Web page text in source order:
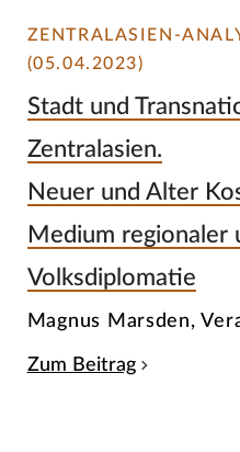
ZENTRALASIEN-
(05.04.2023)
Stadt und
Zentralasien.
Neuer und Alter
Medium regionaler
Volksdiplomatie
Magnus Marsden,
Zum Beitrag